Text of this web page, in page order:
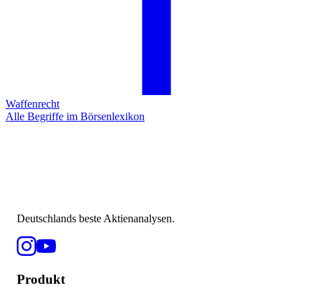
Waffenrecht
Alle Begriffe im Börsenlexikon
Deutschlands beste Aktienanalysen.
Produkt